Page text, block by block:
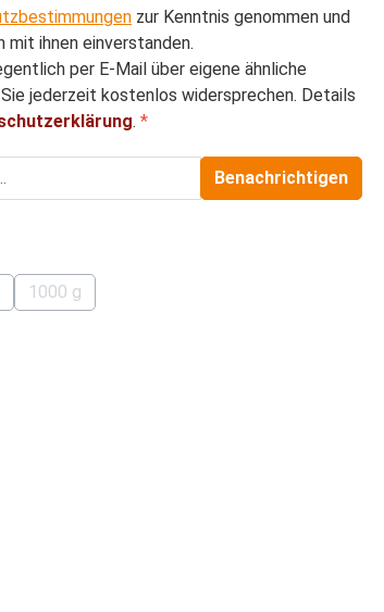
zur Kenntnis genommen und
mit ihnen einverstanden.
per E-Mail über eigene ähnliche
jederzeit kostenlos widersprechen. Details
. *
Benachrichtigen
verfügbar.)
ist zurzeit nicht verfügbar.)
Option ist zurzeit nicht verfügbar.)
1000 g
(Diese Option ist zurzeit nicht verfügbar.)
nicht verfügbar.)
ist zurzeit nicht verfügbar.)